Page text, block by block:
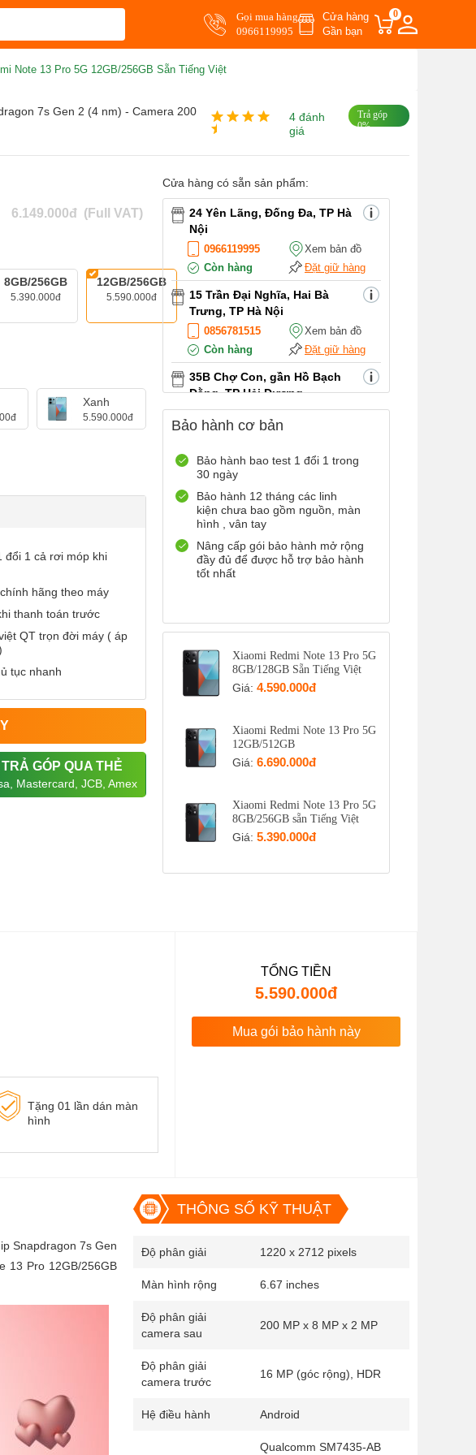
Gọi mua hàng
0966119995
Cửa hàng
Gần bạn
0
Note 13 Pro 5G 12GB/256GB Sẵn Tiếng Việt
7s Gen 2 (4 nm) - Camera 200
4 đánh
giá
Trả góp
0%
6.149.000đ (Full VAT)
8GB/256GB
5.390.000đ
12GB/256GB
5.590.000đ
Xanh
5.590.000đ
đổi 1 cả rơi móp khi
hãng theo máy
thanh toán trước
QT trọn đời máy ( áp
tục nhanh
TRẢ GÓP QUA THẺ
Mastercard, JCB, Amex
Cửa hàng có sẵn sản phẩm:
24 Yên Lãng, Đống Đa, TP Hà
Nội
0966119995
Xem bản đồ
Còn hàng
Đặt giữ hàng
15 Trần Đại Nghĩa, Hai Bà
Trưng, TP Hà Nội
0856781515
Xem bản đồ
Còn hàng
Đặt giữ hàng
35B Chợ Con, gần Hồ Bạch
Đằng, TP Hải Dương
0899965566
Xem bản đồ
Còn hàng
12 Điện Biên Phủ, TP Hải
Phòng
0916551212
Xem bản đồ
Còn hàng
Đặt giữ hàng
Số 72 Trần Thành Ngọ,TP Hải
Phòng
0888667272
699 Lê Hồng Phong , Quận 10,
0971699701
Xem bản đồ
Còn hàng
Đặt giữ hàng
Bảo hành cơ bản
Bảo hành bao test 1 đổi 1 trong
30 ngày
Bảo hành 12 tháng các linh
kiện chưa bao gồm nguồn, màn
hình , vân tay
Nâng cấp gói bảo hành mở rộng
đầy đủ để được hỗ trợ bảo hành
tốt nhất
Xiaomi Redmi Note 13 Pro 5G
8GB/128GB Sẵn Tiếng Việt
Giá: 4.590.000đ
Xiaomi Redmi Note 13 Pro 5G
12GB/512GB
Giá: 6.690.000đ
Xiaomi Redmi Note 13 Pro 5G
8GB/256GB sẵn Tiếng Việt
Giá: 5.390.000đ
Tặng 01 lần dán màn
hình
TỔNG TIỀN
5.590.000đ
Mua gói bảo hành này
Snapdragon 7s Gen
13 Pro 12GB/256GB
THÔNG SỐ KỸ THUẬT
Độ phân giải 1220 x 2712 pixels
Màn hình rộng 6.67 inches
Độ phân giải
camera sau
200 MP x 8 MP x 2 MP
Độ phân giải
camera trước
16 MP (góc rộng), HDR
Hệ điều hành Android
Qualcomm SM7435-AB